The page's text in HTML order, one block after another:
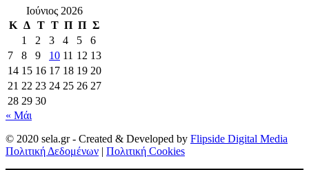
Ιούνιος 2026
Κ Δ Τ Τ Π Π Σ
1
2 3 4 5
6
7
8 9 10 11 12 13
14 15 16 17 18 19 20
21 22 23 24 25 26 27
28 29 30
« Μάι
© 2020 sela.gr - Created & Developed by Flipside Digital Media
Πολιτική Δεδομένων | Πολιτική Cookies